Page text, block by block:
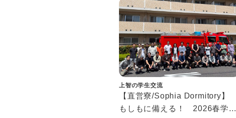
上智の学生交流
【直営寮/Sophia Dormitory】
もしもに備える！ 2026春学期